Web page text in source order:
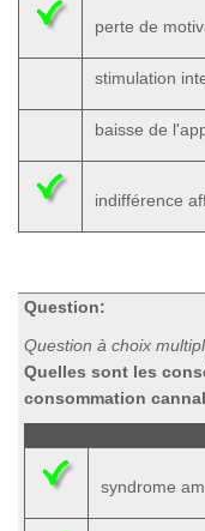
perte de
stimulation
baisse de
indifférence
Question:
Question à choix
Quelles sont les
consommation
syndrome